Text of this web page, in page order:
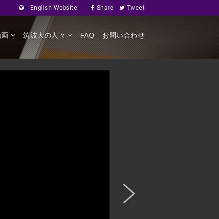
English Website Share Tweet
画 筑波大の人々 FAQ お問い合わせ